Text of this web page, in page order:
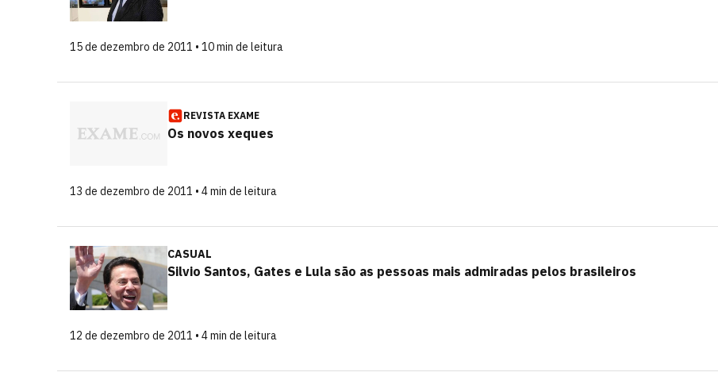
15 de dezembro de 2011 • 10 min de leitura
REVISTA EXAME
Os novos xeques
13 de dezembro de 2011 • 4 min de leitura
CASUAL
Silvio Santos, Gates e Lula são as pessoas mais admiradas pelos brasileiros
12 de dezembro de 2011 • 4 min de leitura